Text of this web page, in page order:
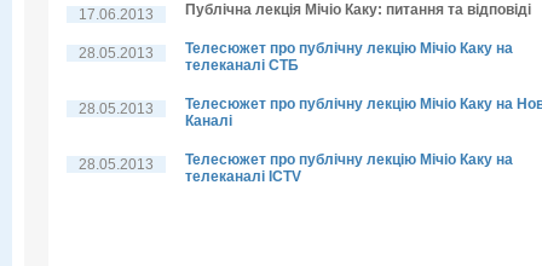
17.06.2013 Публічна лекція Мічіо Каку: питання та відповіді
28.05.2013
Телесюжет про публічну лекцію Мічіо Каку на
телеканалі СТБ
28.05.2013
Телесюжет про публічну лекцію Мічіо Каку на
Каналі
28.05.2013
Телесюжет про публічну лекцію Мічіо Каку на
телеканалі ICTV